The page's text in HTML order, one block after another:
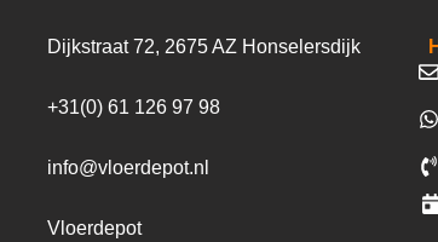
Dijkstraat 72, 2675 AZ Honselersdijk
+31(0) 61 126 97 98
info@vloerdepot.nl
Vloerdepot